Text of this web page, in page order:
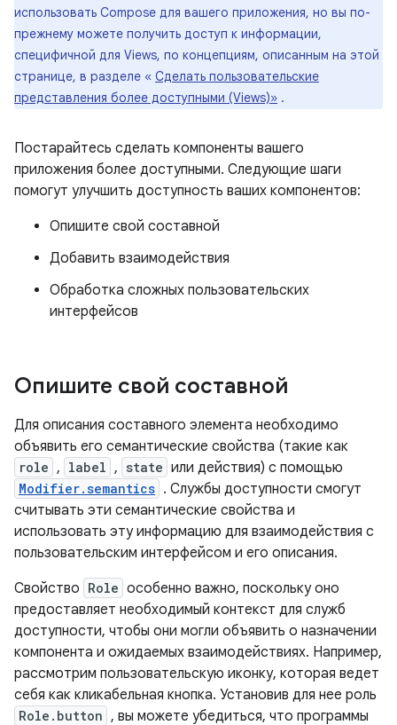
использовать Compose для вашего приложения, но вы по-
прежнему можете получить доступ к информации,
специфичной для Views, по концепциям, описанным на этой
странице, в разделе « Сделать пользовательские
представления более доступными (Views)» .
Постарайтесь сделать компоненты вашего
приложения более доступными. Следующие шаги
помогут улучшить доступность ваших компонентов:
Опишите свой составной
Добавить взаимодействия
Обработка сложных пользовательских
интерфейсов
Опишите свой составной
Для описания составного элемента необходимо
объявить его семантические свойства (такие как
role , label , state или действия) с помощью
Modifier.semantics . Службы доступности смогут
считывать эти семантические свойства и
использовать эту информацию для взаимодействия с
пользовательским интерфейсом и его описания.
Свойство Role особенно важно, поскольку оно
предоставляет необходимый контекст для служб
доступности, чтобы они могли объявить о назначении
компонента и ожидаемых взаимодействиях. Например,
рассмотрим пользовательскую иконку, которая ведет
себя как кликабельная кнопка. Установив для нее роль
Role.button , вы можете убедиться, что программы